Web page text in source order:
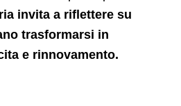
invita a riflettere su
trasformarsi in
e rinnovamento.